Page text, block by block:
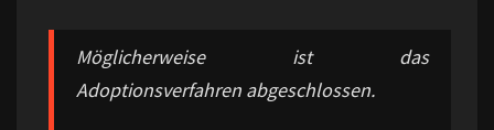
Möglicherweise ist das
Adoptionsverfahren abgeschlossen.